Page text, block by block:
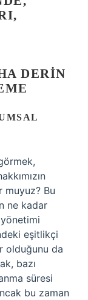
DERIN
muyuz? Bu
ne kadar
eşitlikçi
olduğunu da
bazı
süresi
bu zaman